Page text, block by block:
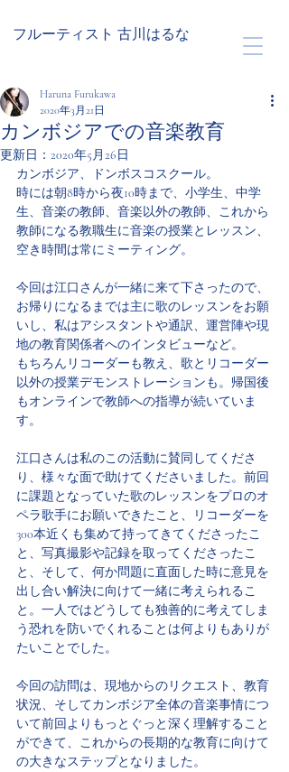
フルーティスト 古川はるな
カンボジアでの音楽教育
Haruna Furukawa
2020年3月21日
更新日： 2020年5月26日
カンボジア、ドンボスコスクール。
時には朝8時から夜10時まで、小学生、中学
生、音楽の教師、音楽以外の教師、これから
教師になる教職生に音楽の授業とレッスン、
空き時間は常にミーティング。
今回は江口さんが一緒に来て下さったので、
お帰りになるまでは主に歌のレッスンをお願
いし、私はアシスタントや通訳、運営陣や現
地の教育関係者へのインタビューなど。
もちろんリコーダーも教え、歌とリコーダー
以外の授業デモンストレーションも。帰国後
もオンラインで教師への指導が続いていま
す。
江口さんは私のこの活動に賛同してくださ
り、様々な面で助けてくださいました。前回
に課題となっていた歌のレッスンをプロのオ
ペラ歌手にお願いできたこと、リコーダーを
300本近くも集めて持ってきてくださったこ
と、写真撮影や記録を取ってくださったこ
と、そして、何か問題に直面した時に意見を
出し合い解決に向けて一緒に考えられるこ
と。一人ではどうしても独善的に考えてしま
う恐れを防いでくれることは何よりもありが
たいことでした。
今回の訪問は、現地からのリクエスト、教育
状況、そしてカンボジア全体の音楽事情につ
いて前回よりもっとぐっと深く理解すること
ができて、これからの長期的な教育に向けて
の大きなステップとなりました。